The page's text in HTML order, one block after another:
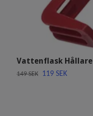
Vattenflask
149 SEK 119 SEK